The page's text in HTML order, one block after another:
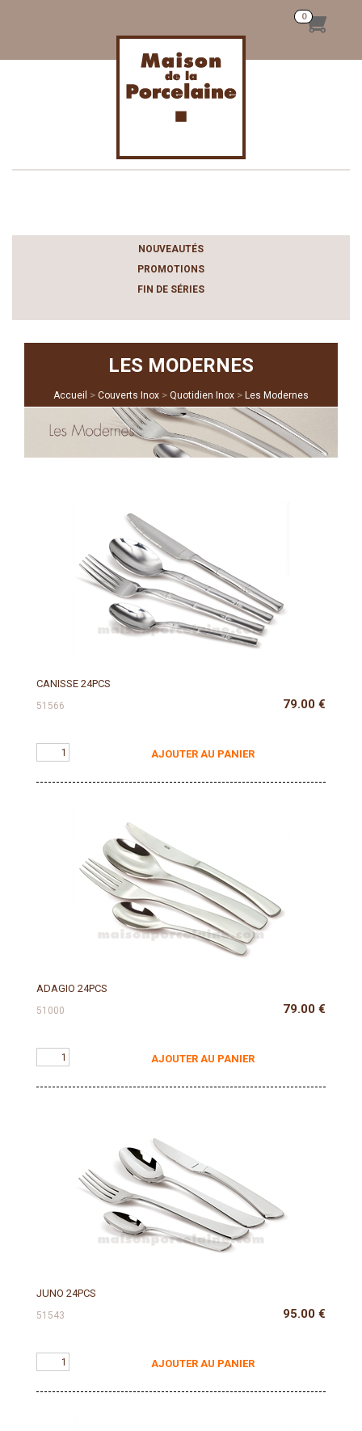
NOUVEAUTÉS
PROMOTIONS
FIN DE SÉRIES
LES MODERNES
Accueil > Couverts Inox > Quotidien Inox > Les Modernes
CANISSE 24PCS
51566 79.00 €
AJOUTER AU PANIER
ADAGIO 24PCS
51000 79.00 €
AJOUTER AU PANIER
JUNO 24PCS
51543 95.00 €
AJOUTER AU PANIER